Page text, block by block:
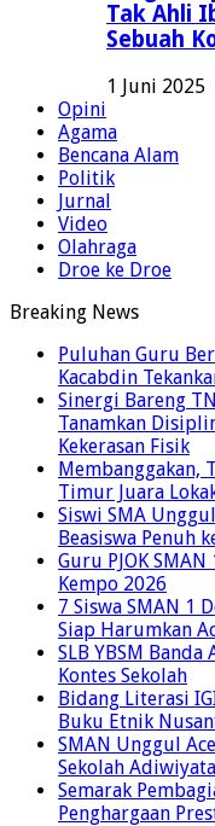
Tak Ahli
Sebuah
1 Juni 2025
Opini
Agama
Bencana Alam
Politik
Jurnal
Video
Olahraga
Droe ke Droe
Breaking News
Puluhan Guru
Kacabdin
Sinergi Bareng
Tanamkan
Kekerasan Fisik
Membanggakan,
Timur Juara
Siswi SMA
Beasiswa Penuh
Guru PJOK
Kempo 2026
7 Siswa SMAN 1
Siap Harumkan
SLB YBSM
Kontes Sekolah
Bidang Literasi
Buku Etnik
SMAN Unggul
Sekolah
Semarak
Penghargaan